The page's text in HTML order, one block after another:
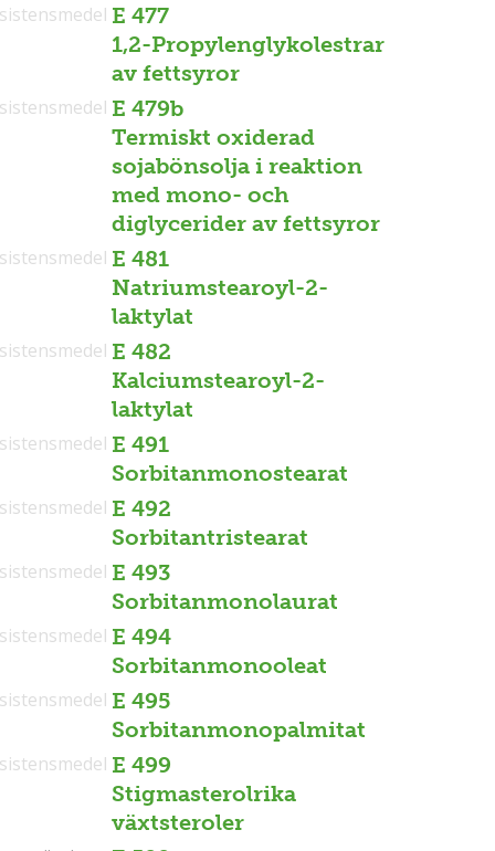
E 477
1,2-Propylenglykolestrar
av fettsyror
E 479b
Termiskt oxiderad
sojabönsolja i reaktion
med mono- och
diglycerider av fettsyror
E 481
Natriumstearoyl-2-
laktylat
E 482
Kalciumstearoyl-2-
laktylat
E 491
Sorbitanmonostearat
E 492
Sorbitantristearat
E 493
Sorbitanmonolaurat
E 494
Sorbitanmonooleat
E 495
Sorbitanmonopalmitat
E 499
Stigmasterolrika
växtsteroler